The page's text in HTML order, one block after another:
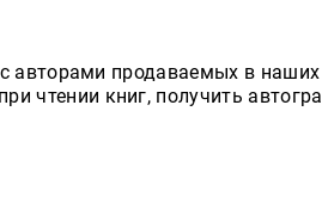
авторами продаваемых в
чтении книг, получить